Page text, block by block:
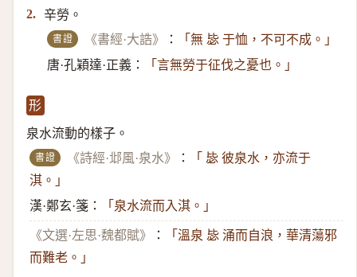
2. 辛勞。
書證 《書經·大誥》 ：
「無 毖 于恤，不可不成。」
唐·孔穎達·正義：
「言無勞于征伐之憂也。」
形
泉水流動的樣子。
書證 《詩經·邶風·泉水》 ：
「 毖 彼泉水，亦流于
淇。」
漢·鄭玄·箋：
「泉水流而入淇。」
《文選·左思·魏都賦》 ：
「溫泉 毖 涌而自浪，華清蕩邪
而難老。」